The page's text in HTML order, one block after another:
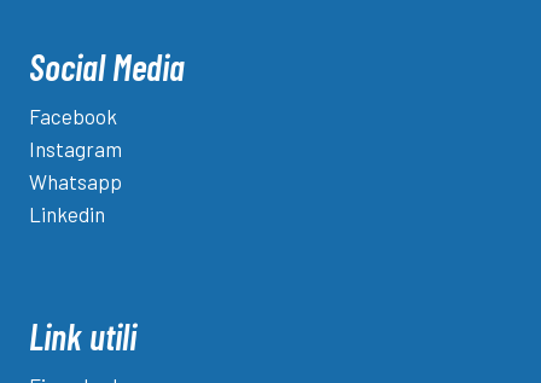
Social Media
Facebook
Instagram
Whatsapp
Linkedin
Link utili